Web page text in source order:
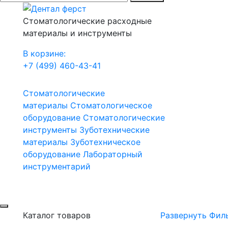
Стоматологические расходные
материалы и инструменты
В корзине:
+7 (499) 460-43-41
Стоматологические
материалы Стоматологическое
оборудование Стоматологические
инструменты Зуботехнические
материалы Зуботехническое
оборудование Лабораторный
инструментарий
Каталог товаров
Развернуть